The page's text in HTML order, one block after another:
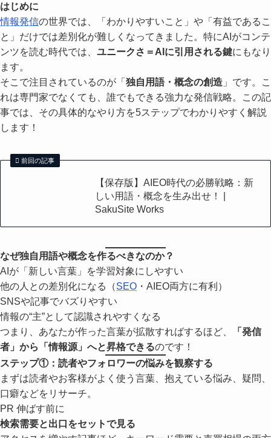
はじめに
情報発信の世界では、「わかりやすいこと」や「有益であるこ
と」だけでは差別化が難しくなってきました。特にAIがコンテ
ンツを読む時代では、 ユニークさ＝AIに引用される鍵にもなり
ます。
そこで注目されているのが「独自用語・概念の創造 」です。こ
れは専門家でなくても、誰でもできる強力な発信戦略。この記
事では、その具体的なやり方を5ステップでわかりやすく解説
します！
前回の記事
【保存版】AIEO時代の必勝戦略：新
しい用語・概念を生み出せ！ |
SakuSite Works
なぜ独自用語や概念を作るべきなのか？
AIが「新しい言葉」を学習対象にしやすい
他の人との差別化になる（SEO ・AIEO両方に有利）
SNSや記事でバズりやすい
情報の“主”として認識されやすくなる
つまり、あなたが作った言葉が拡散すればするほど、
「発信
者」から「情報源」へと昇格できるのです！
ステップ①：読者やフォロワーの悩みを観察する
まずは読者やお客様がよく使う言葉、抱えている悩み、疑問、
口癖などをリサーチ。
PR 伸ばす前に
検索需要と出口をセットで見る